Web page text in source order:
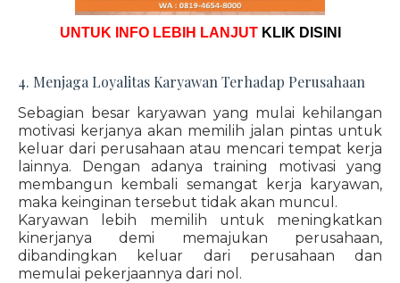
UNTUK INFO LEBIH LANJUT KLIK DISINI
4. Menjaga Loyalitas Karyawan Terhadap Perusahaan
Sebagian besar karyawan yang mulai kehilangan
motivasi kerjanya akan memilih jalan pintas untuk
keluar dari perusahaan atau mencari tempat kerja
lainnya. Dengan adanya training motivasi yang
membangun kembali semangat kerja karyawan,
maka keinginan tersebut tidak akan muncul.
Karyawan lebih memilih untuk meningkatkan
kinerjanya demi memajukan perusahaan,
dibandingkan keluar dari perusahaan dan
memulai pekerjaannya dari nol.